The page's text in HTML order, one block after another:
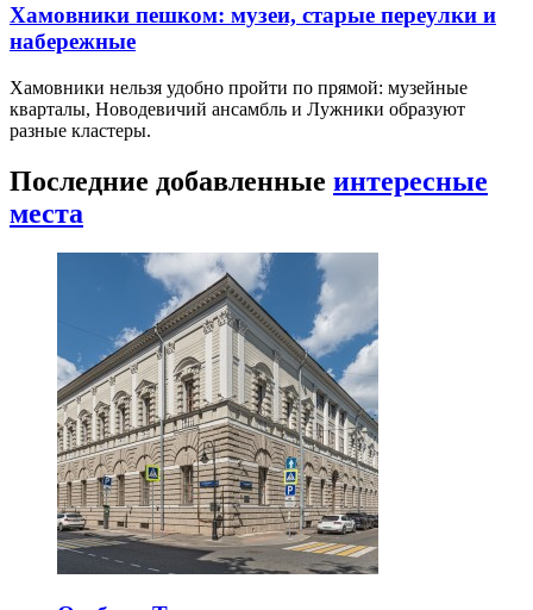
Хамовники пешком: музеи, старые переулки и
набережные
Хамовники нельзя удобно пройти по прямой: музейные
кварталы, Новодевичий ансамбль и Лужники образуют
разные кластеры.
Последние добавленные интересные
места